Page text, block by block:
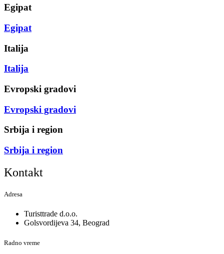
Egipat
Egipat
Italija
Italija
Evropski gradovi
Evropski gradovi
Srbija i region
Srbija i region
Kontakt
Adresa
Turisttrade d.o.o.
Golsvordijeva 34, Beograd
Radno vreme